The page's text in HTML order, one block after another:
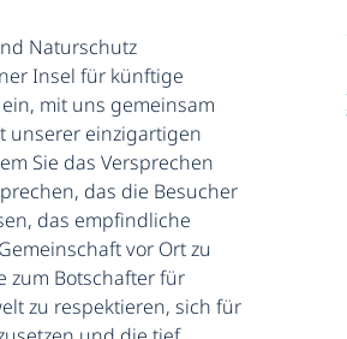
Naturschutz
Insel für künftige
mit uns gemeinsam
unserer einzigartigen
Sie das Versprechen
das die Besucher
das empfindliche
vor Ort zu
zum Botschafter für
zu respektieren, sich für